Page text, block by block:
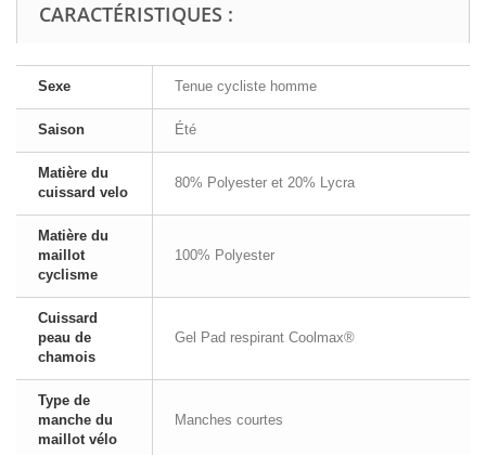
CARACTÉRISTIQUES :
Sexe Tenue cycliste homme
Saison Été
Matière du
cuissard velo
80% Polyester et 20% Lycra
Matière du
maillot
cyclisme
100% Polyester
Cuissard
peau de
chamois
Gel Pad respirant Coolmax®
Type de
manche du
maillot vélo
Manches courtes